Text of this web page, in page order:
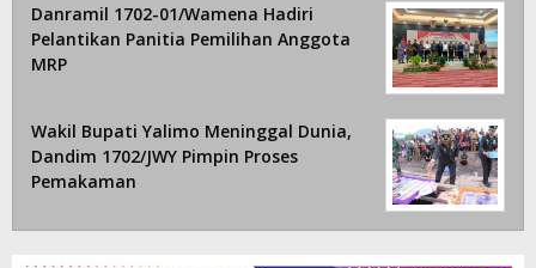
Danramil 1702-01/Wamena Hadiri
Pelantikan Panitia Pemilihan Anggota
MRP
Wakil Bupati Yalimo Meninggal Dunia,
Dandim 1702/JWY Pimpin Proses
Pemakaman